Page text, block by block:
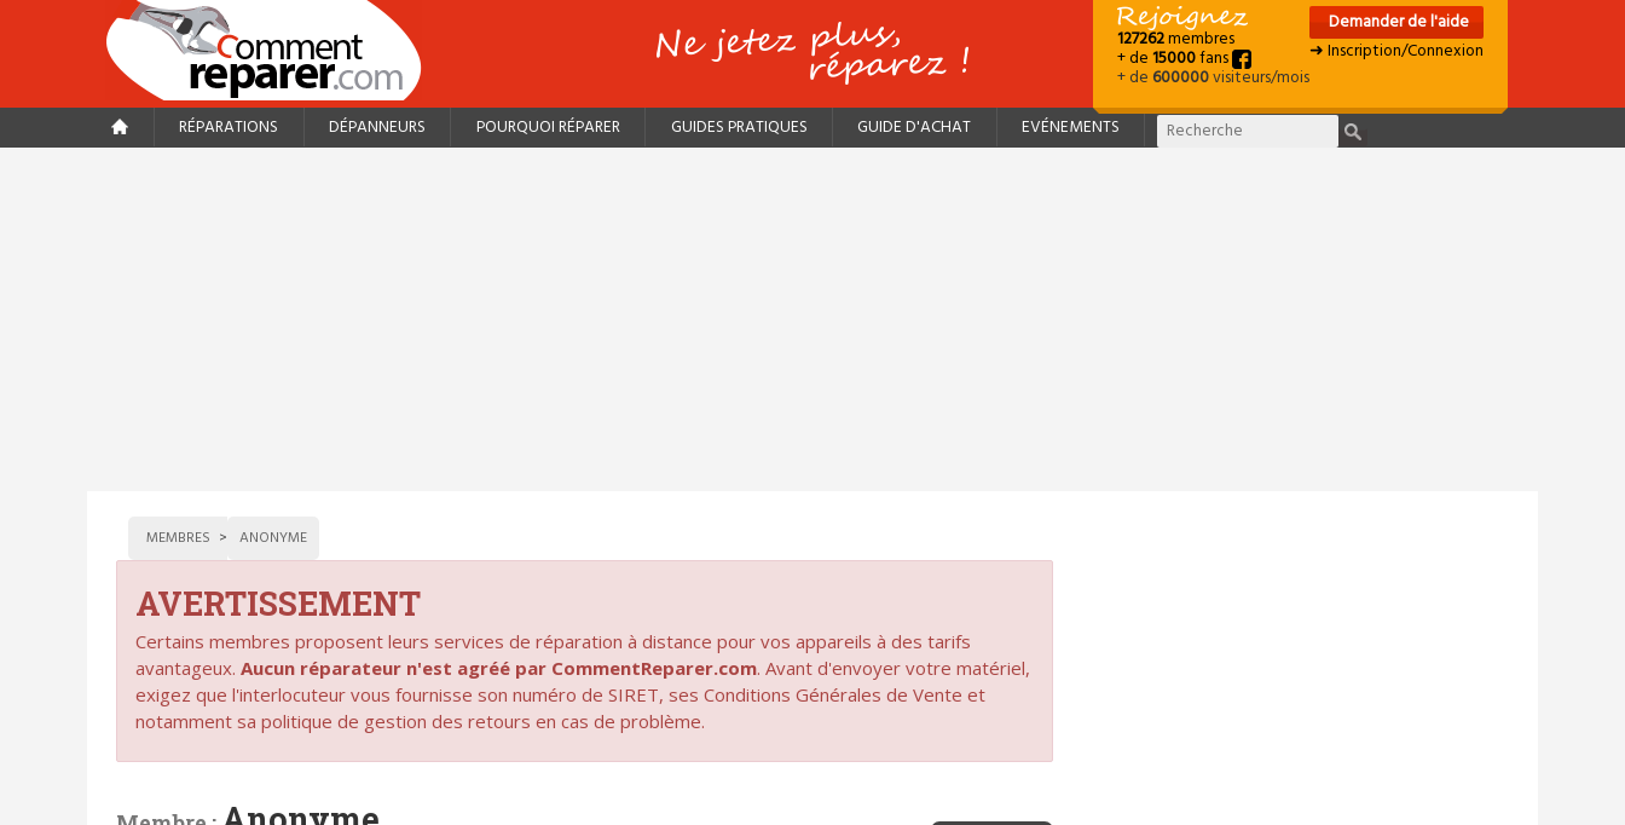
127262membres
+ de15000fans
+ de600000visiteurs/mois
Demander de l'aide
➜ Inscription/Connexion
RÉPARATIONS DÉPANNEURS POURQUOI RÉPARER GUIDES PRATIQUES GUIDE D'ACHAT EVÉNEMENTS
MEMBRES ANONYME
AVERTISSEMENT
Certains membres proposent leurs services de réparation à distance pour vos appareils à des tarifs
avantageux. Aucun réparateur n'est agréé par CommentReparer.com. Avant d'envoyer votre matériel,
exigez que l'interlocuteur vous fournisse son numéro de SIRET, ses Conditions Générales de Vente et
notamment sa politique de gestion des retours en cas de problème.